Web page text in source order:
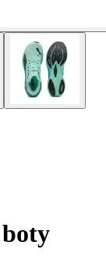
boty